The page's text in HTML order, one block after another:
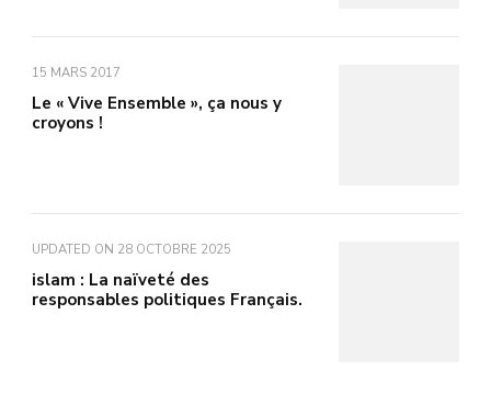
15 MARS 2017
Le « Vive Ensemble », ça nous y
croyons !
UPDATED ON 28 OCTOBRE 2025
islam : La naïveté des
responsables politiques Français.